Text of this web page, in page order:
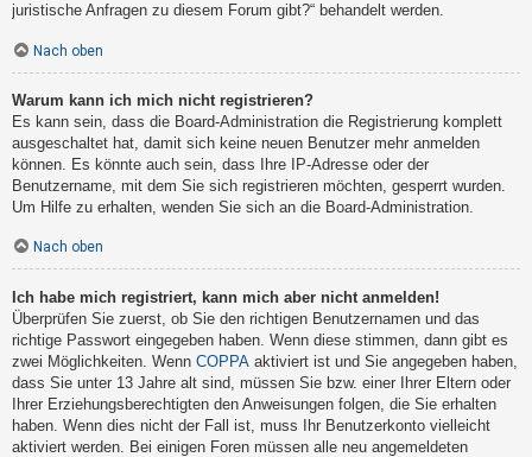
juristische Anfragen zu diesem Forum gibt?“ behandelt werden.
Nach oben
Warum kann ich mich nicht registrieren?
Es kann sein, dass die Board-Administration die Registrierung komplett
ausgeschaltet hat, damit sich keine neuen Benutzer mehr anmelden
können. Es könnte auch sein, dass Ihre IP-Adresse oder der
Benutzername, mit dem Sie sich registrieren möchten, gesperrt wurden.
Um Hilfe zu erhalten, wenden Sie sich an die Board-Administration.
Nach oben
Ich habe mich registriert, kann mich aber nicht anmelden!
Überprüfen Sie zuerst, ob Sie den richtigen Benutzernamen und das
richtige Passwort eingegeben haben. Wenn diese stimmen, dann gibt es
zwei Möglichkeiten. Wenn COPPA aktiviert ist und Sie angegeben haben,
dass Sie unter 13 Jahre alt sind, müssen Sie bzw. einer Ihrer Eltern oder
Ihrer Erziehungsberechtigten den Anweisungen folgen, die Sie erhalten
haben. Wenn dies nicht der Fall ist, muss Ihr Benutzerkonto vielleicht
aktiviert werden. Bei einigen Foren müssen alle neu angemeldeten